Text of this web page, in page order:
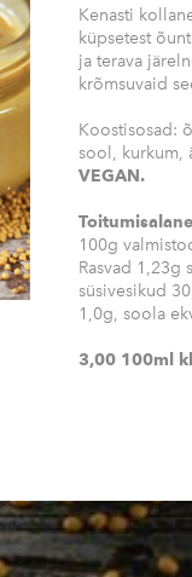
Kenasti
küpsetest
ja terava
krõmsuvaid
Koostisosad:
sool, kurkum,
VEGAN.
100g
Rasvad 1,23g
süsivesikud
1,0g, soola
3,00 100ml